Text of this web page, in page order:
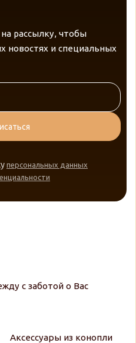
рассылку, чтобы
новостях и специальных
персональных данных
с заботой о Вас
Аксессуары из конопли